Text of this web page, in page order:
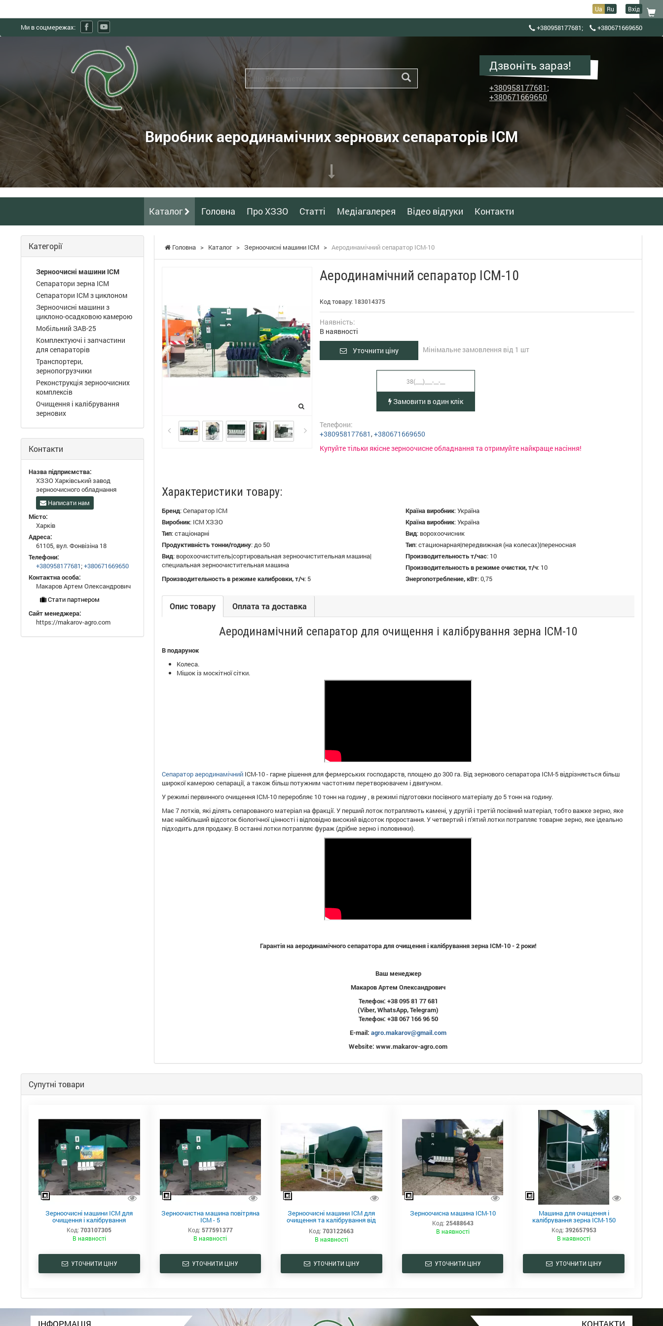
Ua Ru Вхід
Ми в соцмережах: +380958177681; +380671669650
ХЗЗО
Харківський
завод
зерноочисного
обладнання
-
Виробник
аеродинамічних
зернових
ІСМ
Дзвоніть зараз!
+380958177681;
+380671669650
Виробник аеродинамічних зернових сепараторів ІСМ
Каталог Головна Про ХЗЗО Статті Медіагалерея Відео відгуки Контакти
Головна > Каталог > Зерноочисні машини ІСМ > Аеродинамічний сепаратор ІСМ-10
Аеродинамічний сепаратор ІСМ-10
Код товару: 183014375
Наявність:
В наявності
Уточнити ціну Мінімальне замовлення від 1 шт
Замовити в один клік
Телефони:
+380958177681,+380671669650
Купуйте тільки якісне зерноочисне обладнання та отримуйте найкраще насіння!
Характеристики товару:
Бренд:Сепаратор ІСМ Країна виробник:Україна
Виробник: ІСМ ХЗЗО Країна виробник:Україна
Тип:стаціонарні Вид: ворохоочисник
Продуктивність тонни/годину:до 50 Тип:стационарная|передвижная (на колесах)|переносная
Вид: ворохоочиститель|сортировальная зерноочистительная машина|
специальная зерноочистительная машина
Производительность т/час: 10
Производительность в режиме очистки, т/ч: 10
Производительность в режиме калибровки, т/ч: 5 Энергопотребление, кВт:0,75
Опис товару Оплата та доставка
Аеродинамічний сепаратор для очищення і калібрування зерна ІСМ-10
В подарунок
Колеса.
Мішок із москітної сітки.
Сепаратор аеродинамічний ІСМ-10 - гарне рішення для фермерських господарств, площею до 300 га. Від зернового сепаратора ІСМ-5 відрізняється більш
широкої камерою сепарації, а також більш потужним частотним перетворювачем і двигуном.
У режимі первинного очищення ІСМ-10 переробляє 10 тонн на годину , в режимі підготовки посівного матеріалу до 5 тонн на годину.
Має 7 лотків, які ділять сепарованого матеріал на фракції. У перший лоток потрапляють камені, у другій і третій посівний матеріал, тобто важке зерно, яке
має найбільший відсоток біологічної цінності і відповідно високий відсоток проростання. У четвертий і п'ятий лотки потрапляє товарне зерно, яке ідеально
підходить для продажу. В останні лотки потрапляє фураж (дрібне зерно і половинки).
Гарантія на аеродинамічного сепаратора для очищення і калібрування зерна ІСМ-10 - 2 роки!
Ваш менеджер
Макаров Артем Олександрович
Телефон: +38 095 81 77 681
(Viber, WhatsApp, Telegram)
Телефон: +38 067 166 96 50
E-mail: agro.makarov@gmail.com
Website: www.makarov-agro.com
Категорії
Зерноочисні машини ІСМ
Сепаратори зерна ІСМ
Сепаратори ІСМ з циклоном
Зерноочисні машини з
циклоно-осадковою камерою
Мобільний ЗАВ-25
Комплектуючі і запчастини
для сепараторів
Транспортери,
зернопогрузчики
Реконструкція зерноочисних
комплексів
Очищення і калібрування
зернових
Контакти
Назва підприємства:
ХЗЗО Харківський завод
зерноочисного обладнання
Написати нам
Місто:
Харків
Адреса:
61105, вул. Фонвізіна 18
Телефони:
+380958177681;+380671669650
Контактна особа:
Макаров Артем Олександрович
Стати партнером
Сайт менеджера:
https://makarov-agro.com
Супутні товари
Зерноочисні машини ІСМ для
очищення і калібрування
Код: 703107305
В наявності
УТОЧНИТИ ЦІНУ
Зерноочистна машина повітряна
ІСМ - 5
Код: 577591377
В наявності
УТОЧНИТИ ЦІНУ
Зерноочисні машини ІСМ для
очищення та калібрування від
виробника
Код: 703122663
В наявності
УТОЧНИТИ ЦІНУ
Зерноочисна машина ІСМ-10
Код: 25488643
В наявності
УТОЧНИТИ ЦІНУ
Машина для очищення і
калібрування зерна ІСМ-150
Код: 392657953
В наявності
УТОЧНИТИ ЦІНУ
ІНФОРМАЦІЯ КОНТАКТИ